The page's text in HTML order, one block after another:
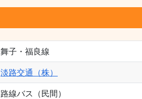
舞子・福良線
淡路交通（株）
路線バス（民間）